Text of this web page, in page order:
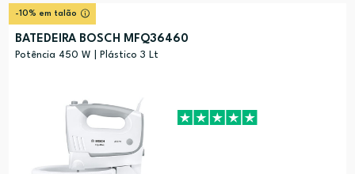
-10% em talão
BATEDEIRA BOSCH MFQ36460
Potência 450 W | Plástico 3 Lt